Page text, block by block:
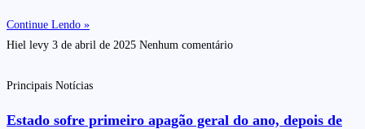
Continue Lendo »
Hiel levy 3 de abril de 2025 Nenhum comentário
Principais Notícias
Estado sofre primeiro apagão geral do ano, depois de